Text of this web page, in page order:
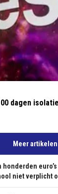
dagen
Meer artikelen
honderden
niet verplicht